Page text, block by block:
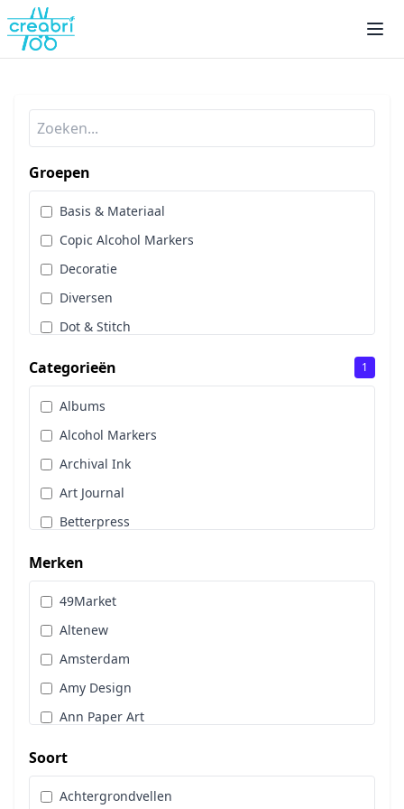
Groepen
Basis & Materiaal
Copic Alcohol Markers
Decoratie
Diversen
Dot & Stitch
Sale
Stans, Embos & Stencils
Stempels
Workshoppakket
Pan Pastel
Categorieën 1
Albums
Alcohol Markers
Archival Ink
Art Journal
Betterpress
Brads
Cadence
Designpapier
Distress Oxide Spray
Distress Spritz
Divers
Dot & Do
Embossingpoeder
Merken
49Market
Altenew
Amsterdam
Amy Design
Ann Paper Art
Art Impressions
Art Journaling
Soort
Achtergrondvellen